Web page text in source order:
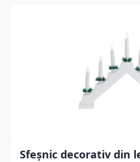
Sfeșnic decorativ din